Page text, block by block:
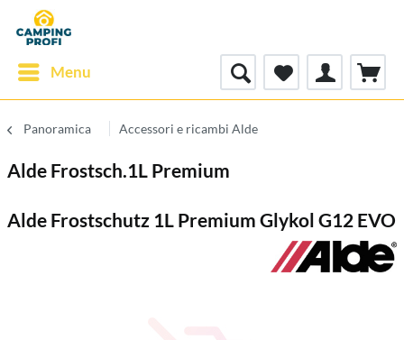
Menu
Panoramica Accessori e ricambi Alde
Alde Frostsch.1L Premium
Alde Frostschutz 1L Premium Glykol G12 EVO